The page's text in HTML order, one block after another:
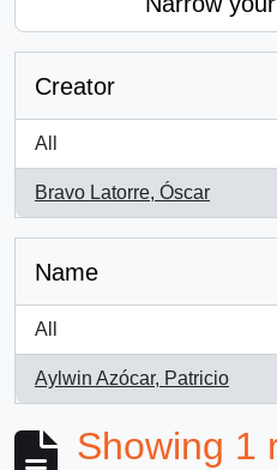
Creator
All
Bravo Latorre, Óscar
, 1 results
Name
All
Aylwin Azócar, Patricio
, 1 results
Showing 1